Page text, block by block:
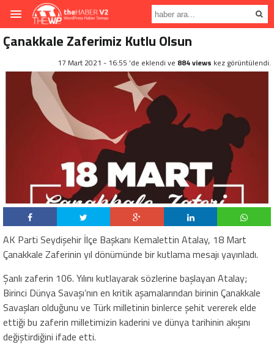
Çanakkale Zaferimiz Kutlu Olsun
17 Mart 2021 - 16:55 'de eklendi ve 884 views kez görüntülendi.
AK Parti Seydişehir İlçe Başkanı Kemalettin Atalay, 18 Mart
Çanakkale Zaferinin yıl dönümünde bir kutlama mesajı yayınladı.
Şanlı zaferin 106. Yılını kutlayarak sözlerine başlayan Atalay;
Birinci Dünya Savaşı’nın en kritik aşamalarından birinin Çanakkale
Savaşları olduğunu ve Türk milletinin binlerce şehit vererek elde
ettiği bu zaferin milletimizin kaderini ve dünya tarihinin akışını
değiştirdiğini ifade etti.